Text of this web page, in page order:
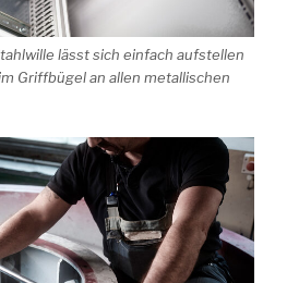
lässt sich einfach aufstellen
Griffbügel an allen metallischen